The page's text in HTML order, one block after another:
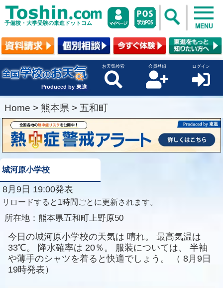
予備校・大学受験の東進ドットコム MENU
Produced by 東進
お天気検索 会員登録 ログイン
Home > 熊本県 > 五和町
城河原小学校
8月9日 19:00発表
リロードすると1時間ごとに更新されます。
所在地： 熊本県五和町上野原50
今日の城河原小学校の天気は 晴れ。
最高気温は
33℃。
降水確率は 20％。 服装については、
半袖
や薄手のシャツを着ると快適でしょう。
（ 8月9日
19時発表）